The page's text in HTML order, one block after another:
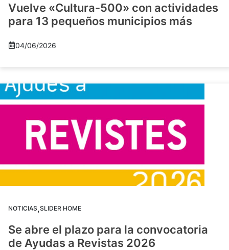
Vuelve «Cultura-500» con actividades
para 13 pequeños municipios más
04/06/2026
NOTICIAS,SLIDER HOME
Se abre el plazo para la convocatoria
de Ayudas a Revistas 2026